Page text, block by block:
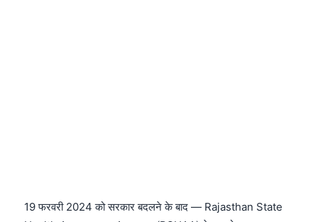
19 फरवरी 2024 को सरकार बदलने के बाद — Rajasthan State